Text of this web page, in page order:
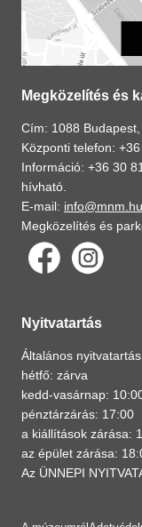
Megközelítés és
Cím: 1088
Központi telefon:
Információ: +36 30
hívható.
E-mail: info@mnm.hu
Megközelítés és
Nyitvatartás
Általános nyitvatartás
hétfő: zárva
kedd-vasárnap:
pénztárzárás: 17:00
a kiállítások zárása:
az épület zárása:
Az ÜNNEPI